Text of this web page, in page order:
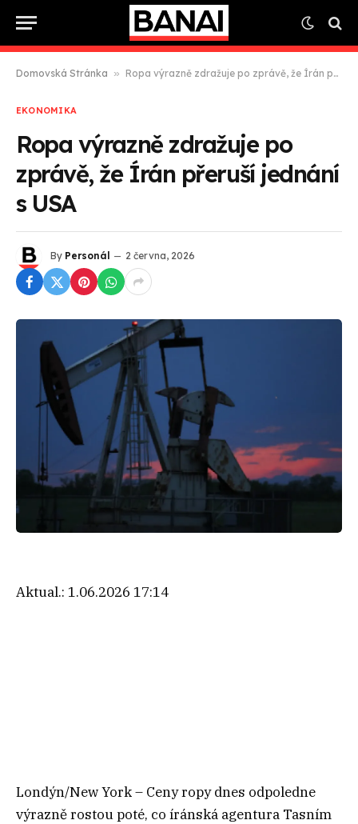
Domovská Stránka » Ropa výrazně zdražuje po zprávě, že Írán přeruší jednání s USA
EKONOMIKA
Ropa výrazně zdražuje po
zprávě, že Írán přeruší jednání
s USA
By Personál 2 června, 2026
Aktual.: 1.06.2026 17:14
Londýn/New York – Ceny ropy dnes odpoledne
výrazně rostou poté, co íránská agentura Tasním